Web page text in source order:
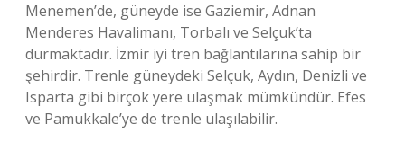
Menemen’de, güneyde ise Gaziemir, Adnan
Menderes Havalimanı, Torbalı ve Selçuk’ta
durmaktadır. İzmir iyi tren bağlantılarına sahip bir
şehirdir. Trenle güneydeki Selçuk, Aydın, Denizli ve
Isparta gibi birçok yere ulaşmak mümkündür. Efes
ve Pamukkale’ye de trenle ulaşılabilir.